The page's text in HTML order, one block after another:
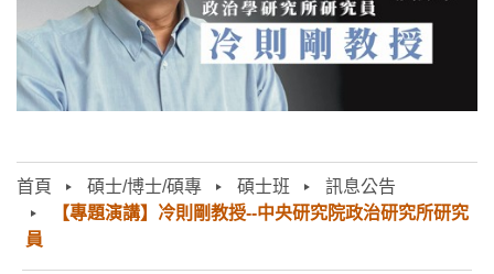
首頁 碩士/博士/碩專 碩士班
訊息公告
【專題演講】冷則剛教授--中央研究院政治研究所研究
員